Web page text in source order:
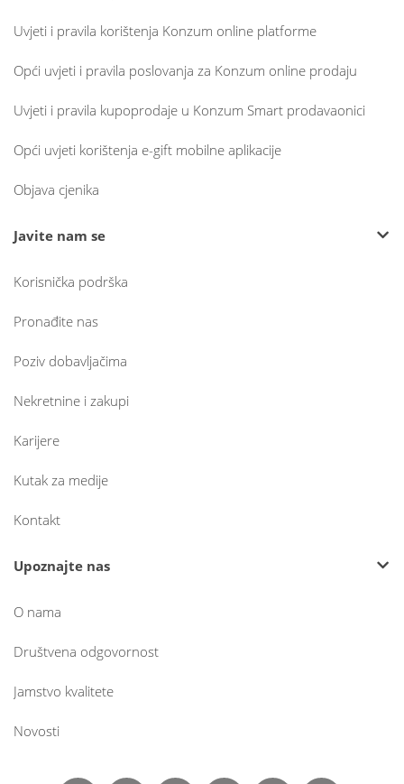
Uvjeti i pravila korištenja Konzum online platforme
Opći uvjeti i pravila poslovanja za Konzum online prodaju
Uvjeti i pravila kupoprodaje u Konzum Smart prodavaonici
Opći uvjeti korištenja e-gift mobilne aplikacije
Objava cjenika
Javite nam se
Korisnička podrška
Pronađite nas
Poziv dobavljačima
Nekretnine i zakupi
Karijere
Kutak za medije
Kontakt
Upoznajte nas
O nama
Društvena odgovornost
Jamstvo kvalitete
Novosti